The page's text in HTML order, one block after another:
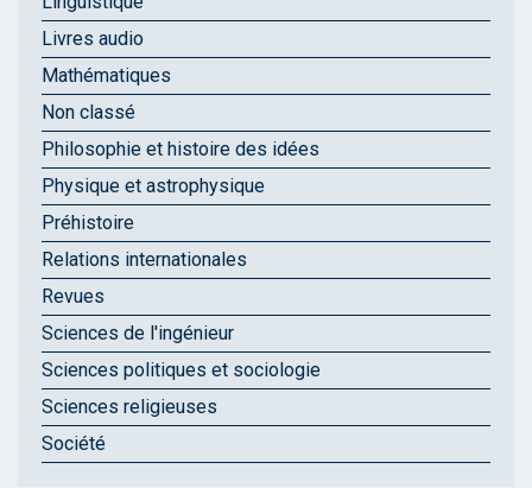
Livres audio
Mathématiques
Non classé
Philosophie et histoire des idées
Physique et astrophysique
Préhistoire
Relations internationales
Revues
Sciences de l'ingénieur
Sciences politiques et sociologie
Sciences religieuses
Société